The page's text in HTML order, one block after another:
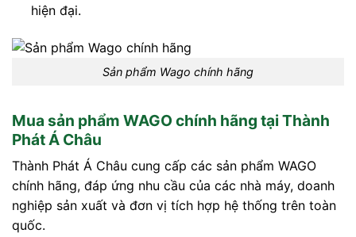
hiện đại.
Sản phẩm Wago chính hãng
Mua sản phẩm WAGO chính hãng tại Thành
Phát Á Châu
Thành Phát Á Châu cung cấp các sản phẩm WAGO
chính hãng, đáp ứng nhu cầu của các nhà máy, doanh
nghiệp sản xuất và đơn vị tích hợp hệ thống trên toàn
quốc.